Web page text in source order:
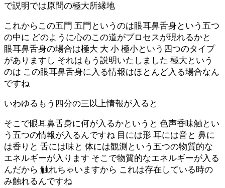
で説明では原問の極大所縁地
これからこの五門 五門というのは眼耳鼻舌身という五つ
の中に どのように心のこの道がプロセスが現れるかと
眼耳鼻舌身の場合は極大 大 小 極小という四つのタイプ
がありますし それはもう説明いたしました 極大という
のは この眼耳鼻舌身に入る情報はほとんど入る場合なん
ですね
いわゆるもう四分の三以上情報が入ると
そこで眼耳鼻舌身に何が入るかというと 色声香味触とい
う五つの情報が入るんですね 目には形 耳には音と 鼻に
は香りと 舌には味と 体には観測という五つの物質的な
エネルギーが入ります そこで物質的なエネルギーが入る
んだから 触れちゃいますから これは存在している時の
み触れるんですね